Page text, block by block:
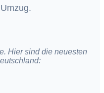
Hier sind die neuesten